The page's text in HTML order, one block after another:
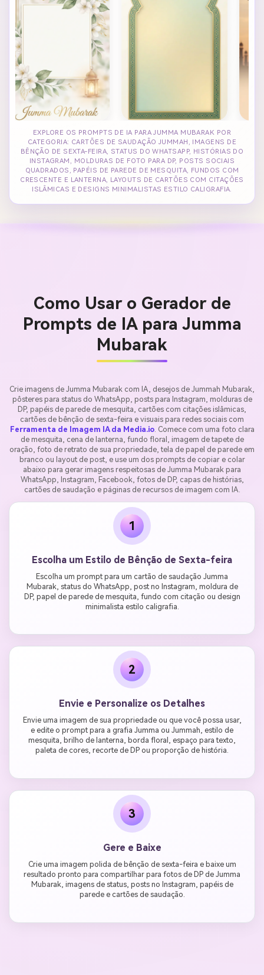
EXPLORE OS PROMPTS DE IA PARA JUMMA MUBARAK POR
CATEGORIA: CARTÕES DE SAUDAÇÃO JUMMAH, IMAGENS DE
BÊNÇÃO DE SEXTA-FEIRA, STATUS DO WHATSAPP, HISTÓRIAS DO
INSTAGRAM, MOLDURAS DE FOTO PARA DP, POSTS SOCIAIS
QUADRADOS, PAPÉIS DE PAREDE DE MESQUITA, FUNDOS COM
CRESCENTE E LANTERNA, LAYOUTS DE CARTÕES COM CITAÇÕES
ISLÂMICAS E DESIGNS MINIMALISTAS ESTILO CALIGRAFIA.
Como Usar o Gerador de
Prompts de IA para Jumma
Mubarak
Crie imagens de Jumma Mubarak com IA, desejos de Jummah Mubarak,
pôsteres para status do WhatsApp, posts para Instagram, molduras de
DP, papéis de parede de mesquita, cartões com citações islâmicas,
cartões de bênção de sexta-feira e visuais para redes sociais com
Ferramenta de Imagem IA da Media.io. Comece com uma foto clara
de mesquita, cena de lanterna, fundo floral, imagem de tapete de
oração, foto de retrato de sua propriedade, tela de papel de parede em
branco ou layout de post, e use um dos prompts de copiar e colar
abaixo para gerar imagens respeitosas de Jumma Mubarak para
WhatsApp, Instagram, Facebook, fotos de DP, capas de histórias,
cartões de saudação e páginas de recursos de imagem com IA.
1
Escolha um Estilo de Bênção de Sexta-feira
Escolha um prompt para um cartão de saudação Jumma
Mubarak, status do WhatsApp, post no Instagram, moldura de
DP, papel de parede de mesquita, fundo com citação ou design
minimalista estilo caligrafia.
2
Envie e Personalize os Detalhes
Envie uma imagem de sua propriedade ou que você possa usar,
e edite o prompt para a grafia Jumma ou Jummah, estilo de
mesquita, brilho de lanterna, borda floral, espaço para texto,
paleta de cores, recorte de DP ou proporção de história.
3
Gere e Baixe
Crie uma imagem polida de bênção de sexta-feira e baixe um
resultado pronto para compartilhar para fotos de DP de Jumma
Mubarak, imagens de status, posts no Instagram, papéis de
parede e cartões de saudação.